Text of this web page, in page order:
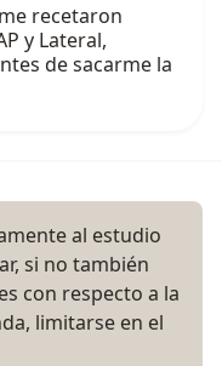
recetaron
y Lateral,
de sacarme la
al estudio
si no también
con respecto a la
limitarse en el